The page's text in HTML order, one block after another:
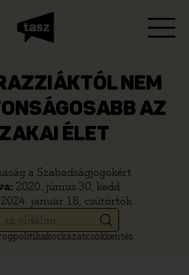
NEM
AZ
ÉLET
a Szabadságjogokért
2020. június 30, kedd
2024. január 18, csütörtök
kockázatcsökkentés